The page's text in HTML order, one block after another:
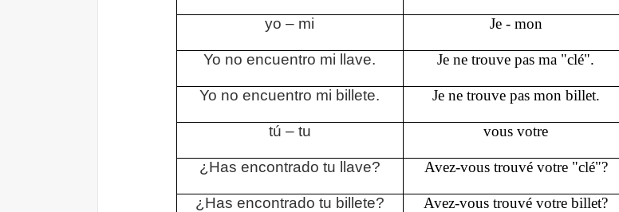
Je - mon
yo – mi
Je ne trouve pas ma "clé".
Yo no encuentro mi llave.
Je ne trouve pas mon billet.
Yo no encuentro mi billete.
vous votre
tú – tu
Avez-vous trouvé votre "clé"?
¿Has encontrado tu llave?
Avez-vous trouvé votre billet?
¿Has encontrado tu billete?